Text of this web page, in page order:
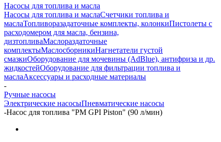
Насосы для топлива и масла
Насосы для топлива и маслаСчетчики топлива и
маслаТопливоразадаточные комплекты, колонкиПистолеты с
расходомером для масла, бензина,
дизтопливаМаслораздаточные
комплектыМаслосборникиНагнетатели густой
смазкиОборудование для мочевины (AdBlue), антифриза и др.
жидкостейОборудование для фильтрации топлива и
маслаАксессуары и расходные материалы
-
Ручные насосы
Электрические насосыПневматические насосы
-Насос для топлива "PM GPI Piston" (90 л/мин)